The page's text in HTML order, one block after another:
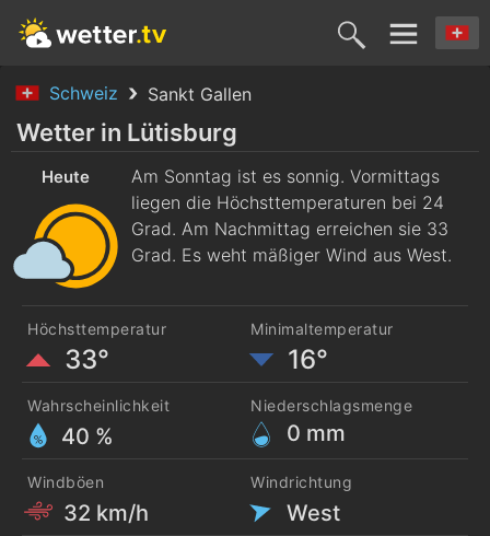
Schweiz Sankt Gallen
Heute
9. Aug.
Morgen
10. Aug. 11. Aug. 12. Aug. 13.
Wetter in Lütisburg
Heute
Am Sonntag ist es sonnig. Vormittags
liegen die Höchsttemperaturen bei 24
Grad. Am Nachmittag erreichen sie 33
Grad. Es weht mäßiger Wind aus West.
Höchsttemperatur
33°
Minimaltemperatur
16°
Wahrscheinlichkeit
40 %
Niederschlagsmenge
0 mm
Windböen
32 km/h
Windrichtung
West